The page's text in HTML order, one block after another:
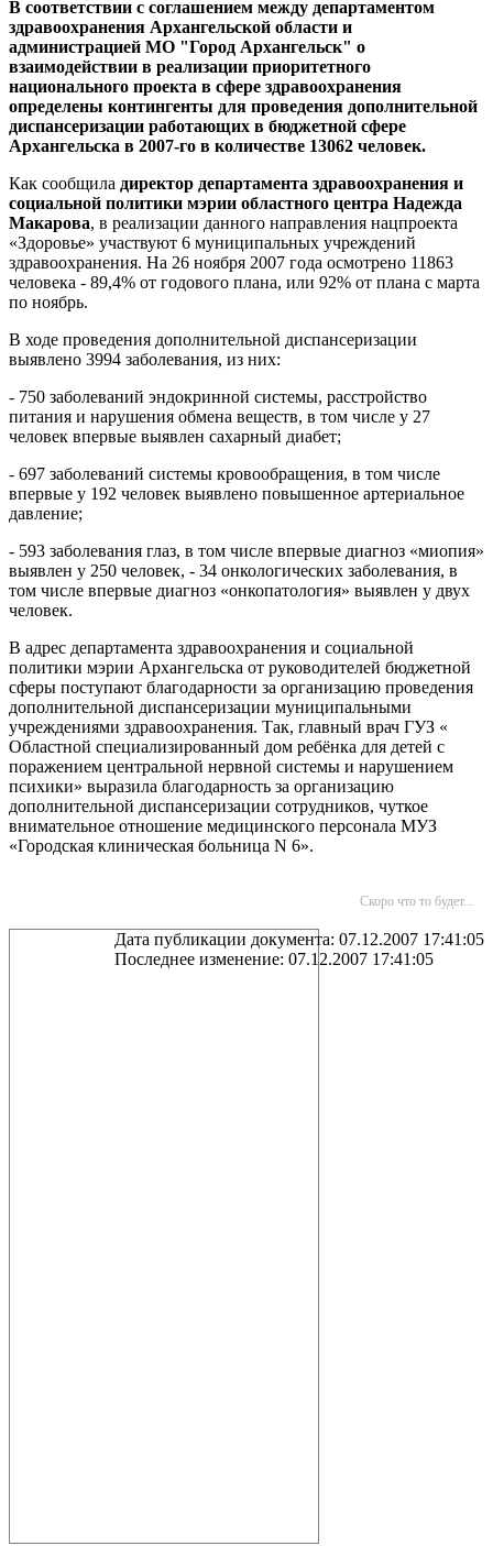
В соответствии с соглашением между департаментом
здравоохранения Архангельской области и
администрацией МО "Город Архангельск" о
взаимодействии в реализации приоритетного
национального проекта в сфере здравоохранения
определены контингенты для проведения дополнительной
диспансеризации работающих в бюджетной сфере
Архангельска в 2007-го в количестве 13062 человек.
Как сообщила директор департамента здравоохранения и
социальной политики мэрии областного центра Надежда
Макарова, в реализации данного направления нацпроекта
«Здоровье» участвуют 6 муниципальных учреждений
здравоохранения. На 26 ноября 2007 года осмотрено 11863
человека - 89,4% от годового плана, или 92% от плана с марта
по ноябрь.
В ходе проведения дополнительной диспансеризации
выявлено 3994 заболевания, из них:
- 750 заболеваний эндокринной системы, расстройство
питания и нарушения обмена веществ, в том числе у 27
человек впервые выявлен сахарный диабет;
- 697 заболеваний системы кровообращения, в том числе
впервые у 192 человек выявлено повышенное артериальное
давление;
- 593 заболевания глаз, в том числе впервые диагноз «миопия»
выявлен у 250 человек, - 34 онкологических заболевания, в
том числе впервые диагноз «онкопатология» выявлен у двух
человек.
В адрес департамента здравоохранения и социальной
политики мэрии Архангельска от руководителей бюджетной
сферы поступают благодарности за организацию проведения
дополнительной диспансеризации муниципальными
учреждениями здравоохранения. Так, главный врач ГУЗ «
Областной специализированный дом ребёнка для детей с
поражением центральной нервной системы и нарушением
психики» выразила благодарность за организацию
дополнительной диспансеризации сотрудников, чуткое
внимательное отношение медицинского персонала МУЗ
«Городская клиническая больница N 6».
Скоро что то будет...
Дата публикации документа: 07.12.2007 17:41:05
Последнее изменение: 07.12.2007 17:41:05